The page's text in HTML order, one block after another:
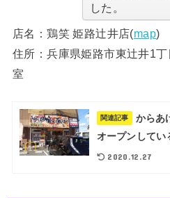
した。
店名：鶏笑 姫路辻井店(map)
住所：兵庫県姫路市東辻井1
室
関連記事
からあ
オープンしてい
2020.12.27